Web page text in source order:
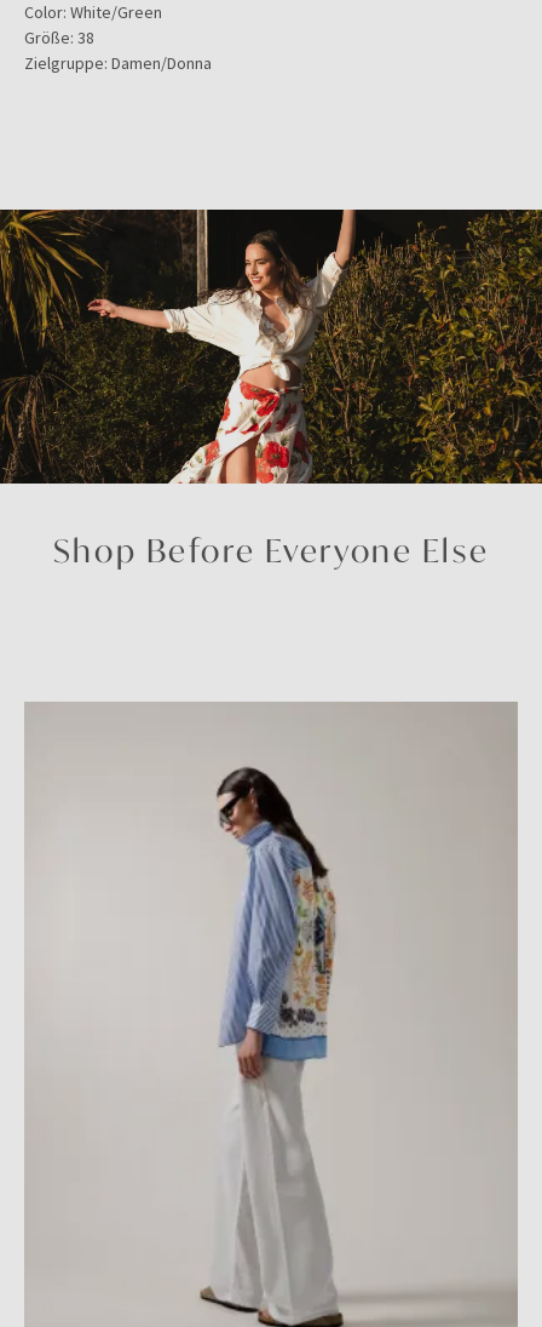
Color: White/Green
Größe: 38
Zielgruppe: Damen/Donna
Shop Before Everyone Else